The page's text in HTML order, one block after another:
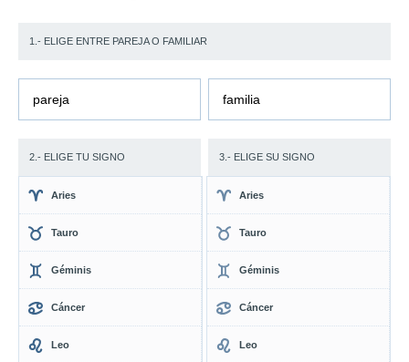
1.- ELIGE ENTRE PAREJA O FAMILIAR
pareja familia
2.- ELIGE TU SIGNO 3.- ELIGE SU SIGNO
Aries
Tauro
Géminis
Cáncer
Leo
Aries
Tauro
Géminis
Cáncer
Leo